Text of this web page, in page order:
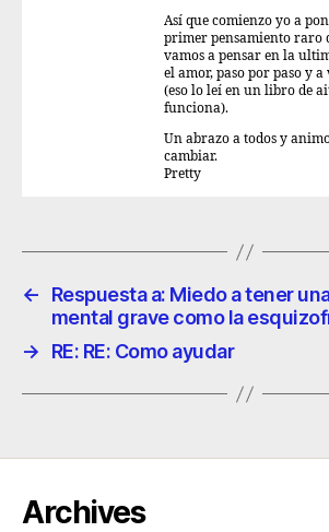
Así que comienzo yo a
primer pensamiento raro
vamos a pensar en la
el amor, paso por paso y
(eso lo leí en un libro de
funciona).
Un abrazo a todos y
cambiar.
Pretty
←
Respuesta a: Miedo a tener
mental grave como la
→
RE: RE: Como ayudar
Archives